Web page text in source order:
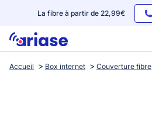
La fibre à partir de 22,99€
Box internet
Accueil Box internet Couverture fibre